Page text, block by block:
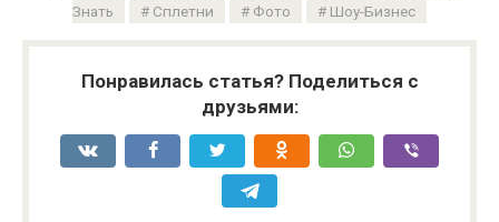
Знать
Сплетни Фото Шоу-Бизнес
Понравилась статья? Поделиться с
друзьями: